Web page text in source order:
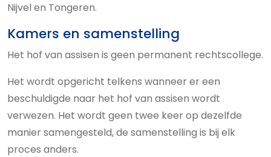
Nijvel en Tongeren.
Kamers en samenstelling
Het hof van assisen is geen permanent rechtscollege.
Het wordt opgericht telkens wanneer er een
beschuldigde naar het hof van assisen wordt
verwezen. Het wordt geen twee keer op dezelfde
manier samengesteld, de samenstelling is bij elk
proces anders.